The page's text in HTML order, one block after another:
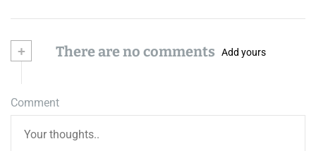
+ There are no comments Add yours
Comment